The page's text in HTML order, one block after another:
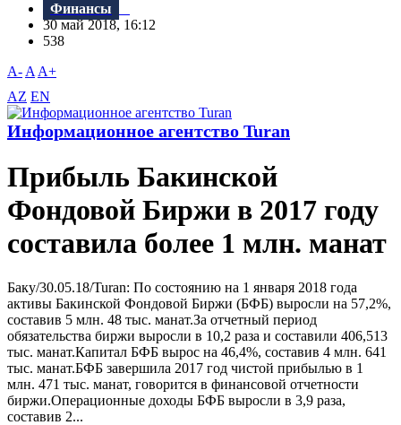
Финансы
30 май 2018, 16:12
538
A- A A+
AZ EN
Информационное агентство Turan
Прибыль Бакинской
Фондовой Биржи в 2017 году
составила более 1 млн. манат
Баку/30.05.18/Turan: По состоянию на 1 января 2018 года
активы Бакинской Фондовой Биржи (БФБ) выросли на 57,2%,
составив 5 млн. 48 тыс. манат.За отчетный период
обязательства биржи выросли в 10,2 раза и составили 406,513
тыс. манат.Капитал БФБ вырос на 46,4%, составив 4 млн. 641
тыс. манат.БФБ завершила 2017 год чистой прибылью в 1
млн. 471 тыс. манат, говорится в финансовой отчетности
биржи.Операционные доходы БФБ выросли в 3,9 раза,
составив 2...